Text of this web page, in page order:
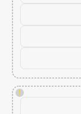
!